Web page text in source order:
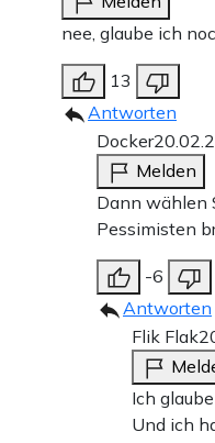
nee, glaube ich
13
Antworten
Docker
Melden
Dann wählen
Pessimisten
-6
Antworten
Flik Flak
Ich
Und ich